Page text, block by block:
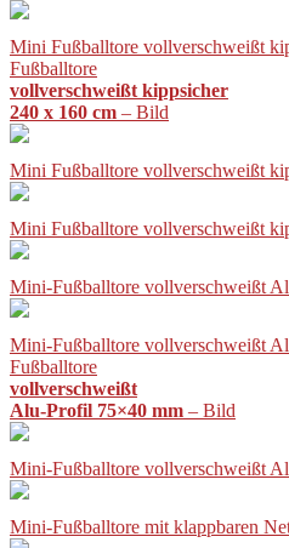
Mini Fußballtore vollverschweißt
Fußballtore
vollverschweißt kippsicher
240 x 160 cm – Bild
Mini Fußballtore vollverschweißt
Mini Fußballtore vollverschweißt
Mini-Fußballtore vollverschweißt
Mini-Fußballtore vollverschweißt
Fußballtore
vollverschweißt
Alu-Profil 75×40 mm – Bild
Mini-Fußballtore vollverschweißt
Mini-Fußballtore mit klappbaren